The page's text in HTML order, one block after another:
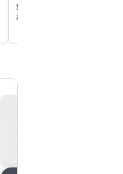
Sanrio卡通人物的粉絲可以
和獨家商品。